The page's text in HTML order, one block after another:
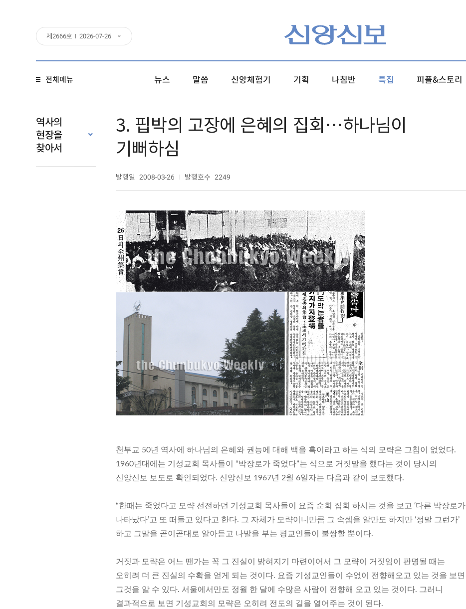
제 2666호 2026-07-26
전체메뉴 뉴스 말씀 신앙체험기 기획 나침반 특집 피플&스토리
역사의
현장을
찾아서
3. 핍박의 고장에 은혜의 집회…하나님이
기뻐하심
발행일 2008-03-26 발행호수 2249
천부교 50년 역사에 하나님의 은혜와 권능에 대해 백을 흑이라고 하는 식의 모략은 그침이 없었다.
1960년대에는 기성교회 목사들이 “박장로가 죽었다”는 식으로 거짓말을 했다는 것이 당시의
신앙신보 보도로 확인되었다. 신앙신보 1967년 2월 6일자는 다음과 같이 보도했다.
“한때는 죽었다고 모략 선전하던 기성교회 목사들이 요즘 순회 집회 하시는 것을 보고 ‘다른 박장로가
나타났다’고 또 떠들고 있다고 한다. 그 자체가 모략이니만큼 그 속셈을 알만도 하지만 ‘정말 그런가’
하고 그말을 곧이곧대로 알아듣고 나발을 부는 평교인들이 불쌍할 뿐이다.
거짓과 모략은 어느 땐가는 꼭 그 진실이 밝혀지기 마련이어서 그 모략이 거짓임이 판명될 때는
오히려 더 큰 진실의 수확을 얻게 되는 것이다. 요즘 기성교인들이 수없이 전향해오고 있는 것을 보면
그것을 알 수 있다. 서울에서만도 정월 한 달에 수많은 사람이 전향해 오고 있는 것이다. 그러니
결과적으로 보면 기성교회의 모략은 오히려 전도의 길을 열어주는 것이 된다.